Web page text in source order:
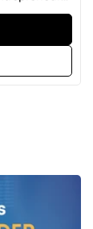
ce domaine.
peux donc
le
votre